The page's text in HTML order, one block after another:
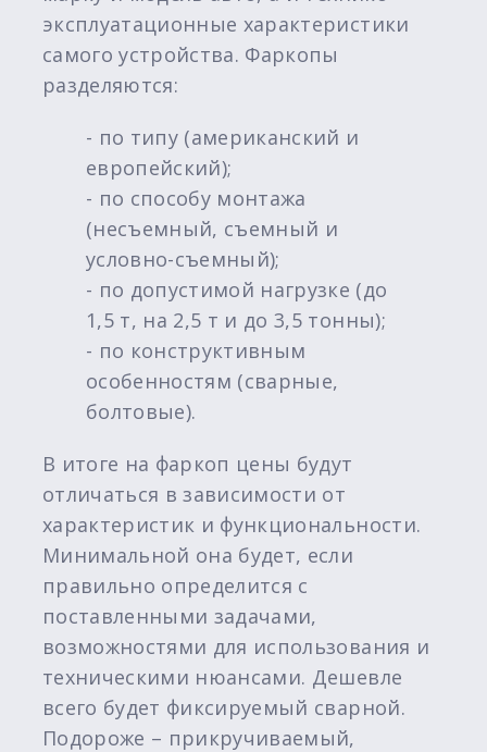
эксплуатационные характеристики
самого устройства. Фаркопы
разделяются:
- по типу (американский и
европейский);
- по способу монтажа
(несъемный, съемный и
условно-съемный);
- по допустимой нагрузке (до
1,5 т, на 2,5 т и до 3,5 тонны);
- по конструктивным
особенностям (сварные,
болтовые).
В итоге на фаркоп цены будут
отличаться в зависимости от
характеристик и функциональности.
Минимальной она будет, если
правильно определится с
поставленными задачами,
возможностями для использования и
техническими нюансами. Дешевле
всего будет фиксируемый сварной.
Подороже – прикручиваемый,